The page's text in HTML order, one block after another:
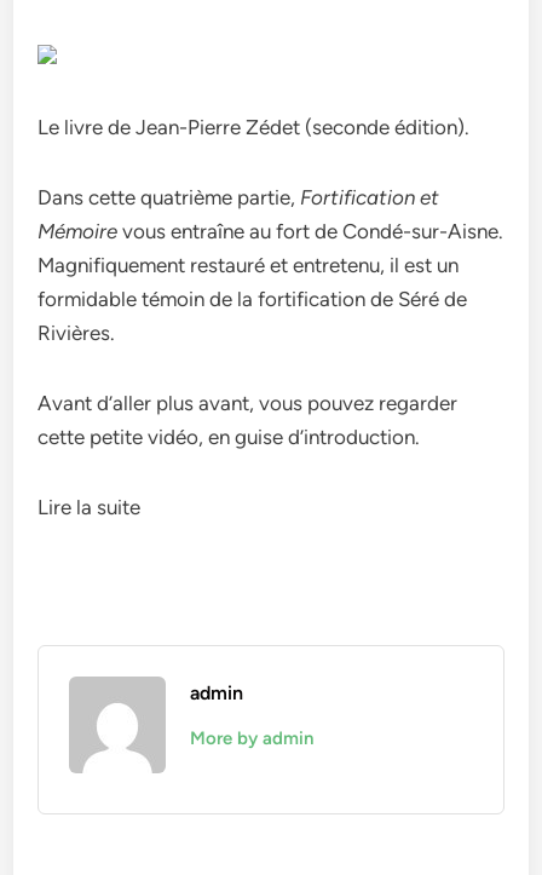
Le livre de Jean-Pierre Zédet (seconde édition).
Dans cette quatrième partie, Fortification et
Mémoirevous entraîne au fort de Condé-sur-Aisne.
Magnifiquement restauré et entretenu, il est un
formidable témoin de la fortification de Séré de
Rivières.
Avant d’aller plus avant, vous pouvez regarder
cette petite vidéo, en guise d’introduction.
Lire la suite
admin
More by admin